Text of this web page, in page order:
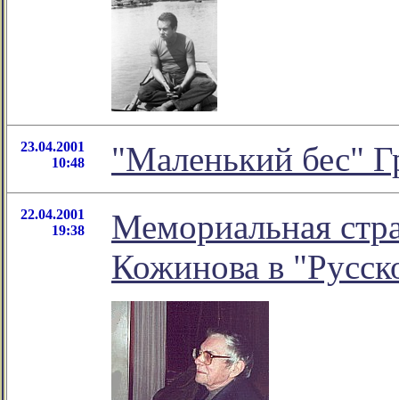
23.04.2001
10:48
"Маленький бес"
22.04.2001
19:38
Мемориальная
Кожинова в